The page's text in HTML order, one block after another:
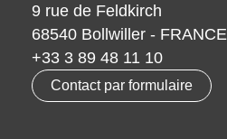
9 rue de Feldkirch
68540 Bollwiller - FRANCE
+33 3 89 48 11 10
Contact par formulaire